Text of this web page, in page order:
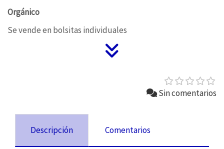
Orgánico
Se vende en bolsitas individuales
Sin comentarios
Descripción Comentarios